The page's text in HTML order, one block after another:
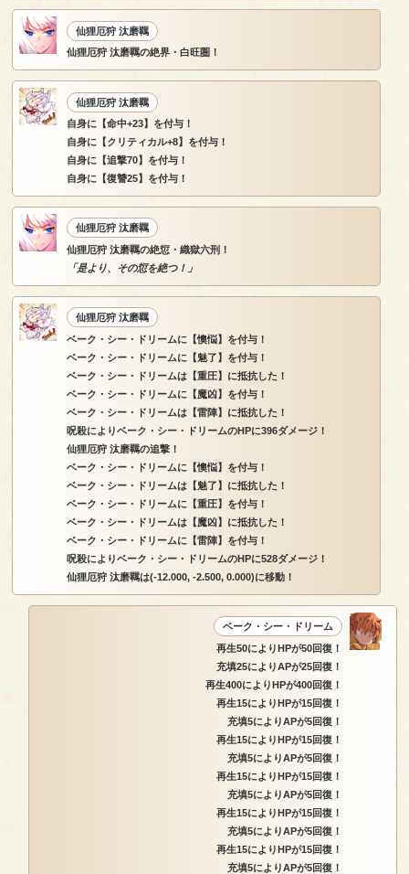
仙狸厄狩 汰磨羈
仙狸厄狩 汰磨羈の絶界・白旺圏！
仙狸厄狩 汰磨羈
自身に【命中+23】を付与！
自身に【クリティカル+8】を付与！
自身に【追撃70】を付与！
自身に【復讐25】を付与！
仙狸厄狩 汰磨羈
仙狸厄狩 汰磨羈の絶愆・織獄六刑！
「是より、その愆を絶つ！」
仙狸厄狩 汰磨羈
ベーク・シー・ドリームに【懊悩】を付与！
ベーク・シー・ドリームに【魅了】を付与！
ベーク・シー・ドリームは【重圧】に抵抗した！
ベーク・シー・ドリームに【魔凶】を付与！
ベーク・シー・ドリームは【雷陣】に抵抗した！
呪殺によりベーク・シー・ドリームのHPに396ダメージ！
仙狸厄狩 汰磨羈の追撃！
ベーク・シー・ドリームに【懊悩】を付与！
ベーク・シー・ドリームは【魅了】に抵抗した！
ベーク・シー・ドリームに【重圧】を付与！
ベーク・シー・ドリームは【魔凶】に抵抗した！
ベーク・シー・ドリームに【雷陣】を付与！
呪殺によりベーク・シー・ドリームのHPに528ダメージ！
仙狸厄狩 汰磨羈は(-12.000, -2.500, 0.000)に移動！
ベーク・シー・ドリーム
再生50によりHPが50回復！
充填25によりAPが25回復！
再生400によりHPが400回復！
再生15によりHPが15回復！
充填5によりAPが5回復！
再生15によりHPが15回復！
充填5によりAPが5回復！
再生15によりHPが15回復！
充填5によりAPが5回復！
再生15によりHPが15回復！
充填5によりAPが5回復！
再生15によりHPが15回復！
充填5によりAPが5回復！